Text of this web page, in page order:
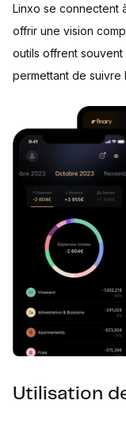
Linxo se connectent
offrir une vision
outils offrent souvent
permettant de suivre
Utilisation